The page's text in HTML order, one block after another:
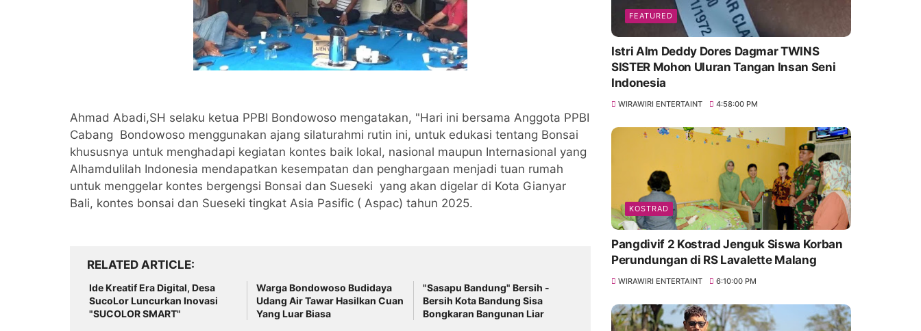
Ahmad Abadi,SH selaku ketua PPBI Bondowoso mengatakan, "Hari ini bersama Anggota PPBI
Cabang Bondowoso menggunakan ajang silaturahmi rutin ini, untuk edukasi tentang Bonsai
khususnya untuk menghadapi kegiatan kontes baik lokal, nasional maupun Internasional yang
Alhamdulilah Indonesia mendapatkan kesempatan dan penghargaan menjadi tuan rumah
untuk menggelar kontes bergengsi Bonsai dan Sueseki yang akan digelar di Kota Gianyar
Bali, kontes bonsai dan Sueseki tingkat Asia Pasific ( Aspac) tahun 2025.
RELATED ARTICLE
Ide Kreatif Era Digital, Desa
SucoLor Luncurkan Inovasi
"SUCOLOR SMART"
Warga Bondowoso Budidaya
Udang Air Tawar Hasilkan Cuan
Yang Luar Biasa
"Sasapu Bandung" Bersih -
Bersih Kota Bandung Sisa
Bongkaran Bangunan Liar
FEATURED
Istri Alm Deddy Dores Dagmar TWINS
SISTER Mohon Uluran Tangan Insan Seni
Indonesia
WIRAWIRI ENTERTAINT 4:58:00 PM
KOSTRAD
Pangdivif 2 Kostrad Jenguk Siswa Korban
Perundungan di RS Lavalette Malang
WIRAWIRI ENTERTAINT 6:10:00 PM